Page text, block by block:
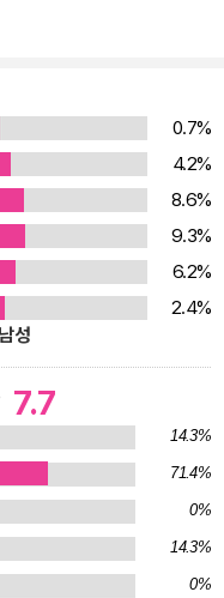
0.7%
4.2%
8.6%
9.3%
6.2%
2.4%
남성
7.7
14.3%
71.4%
0%
14.3%
0%